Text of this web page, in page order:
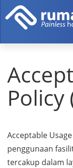
Policy
Acceptable
penggunaan
tercakup dalam